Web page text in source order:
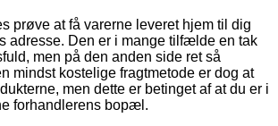
prøve at få varerne leveret hjem til dig
adresse. Den er i mange tilfælde en tak
men på den anden side ret så
mindst kostelige fragtmetode er dog at
men dette er betinget af at du er i
forhandlerens bopæl.